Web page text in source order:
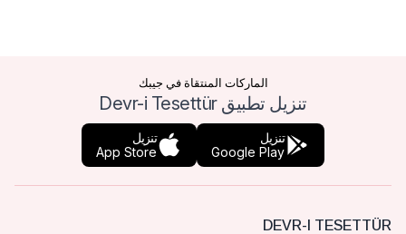
الماركات المنتقاة في جيبك
تنزيل تطبيق Devr-i Tesettür
تنزيل
Google Play
تنزيل
App Store
DEVR-I TESETTÜR